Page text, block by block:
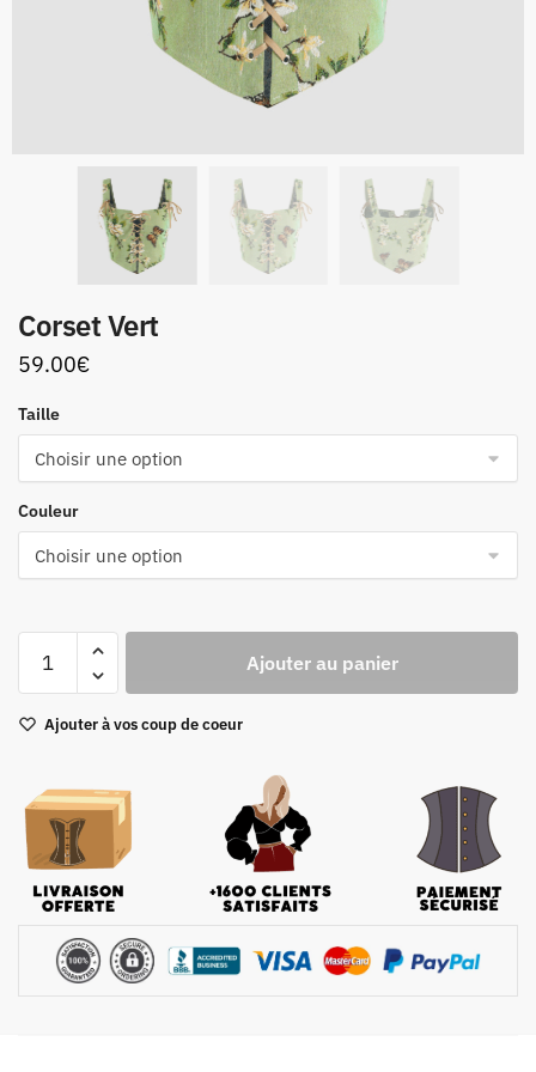
Corset Vert
59.00€
Taille
Couleur
Vert
Ajouter au panier
Ajouter à vos coup de coeur